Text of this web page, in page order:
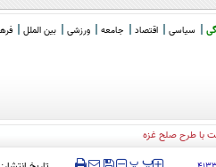
سیاسی اقتصاد جامعه ورزشی بین الملل
با طرح صلح غزه
‍‍‍ پپ